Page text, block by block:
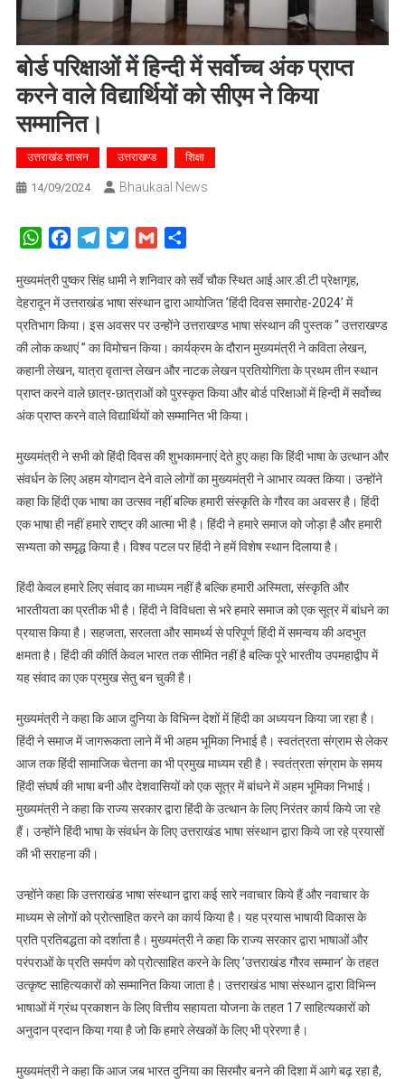
बोर्ड परिक्षाओं में हिन्दी में सर्वोच्च अंक प्राप्त
करने वाले विद्यार्थियों को सीएम ने किया
सम्मानित।
उत्तराखंड शासन उत्तराखण्ड शिक्षा
14/09/2024 Bhaukaal News
WhatsAppFacebookTelegramTwitterGmail
मुख्यमंत्री पुष्कर सिंह धामी ने शनिवार को सर्वे चौक स्थित आई.आर.डी.टी प्रेक्षागृह,
देहरादून में उत्तराखंड भाषा संस्थान द्वारा आयोजित ’हिंदी दिवस समारोह-2024’ में
प्रतिभाग किया। इस अवसर पर उन्होंने उत्तराखण्ड भाषा संस्थान की पुस्तक ‘‘ उत्तराखण्ड
की लोक कथाएं ’’ का विमोचन किया। कार्यक्रम के दौरान मुख्यमंत्री ने कविता लेखन,
कहानी लेखन, यात्रा वृतान्त लेखन और नाटक लेखन प्रतियोगिता के प्रथम तीन स्थान
प्राप्त करने वाले छात्र-छात्राओं को पुरस्कृत किया और बोर्ड परिक्षाओं में हिन्दी में सर्वोच्च
अंक प्राप्त करने वाले विद्यार्थियों को सम्मानित भी किया।
मुख्यमंत्री ने सभी को हिंदी दिवस की शुभकामनाएं देते हुए कहा कि हिंदी भाषा के उत्थान और
संवर्धन के लिए अहम योगदान देने वाले लोगों का मुख्यमंत्री ने आभार व्यक्त किया। उन्होंने
कहा कि हिंदी एक भाषा का उत्सव नहीं बल्कि हमारी संस्कृति के गौरव का अवसर है। हिंदी
एक भाषा ही नहीं हमारे राष्ट्र की आत्मा भी है। हिंदी ने हमारे समाज को जोड़ा है और हमारी
सभ्यता को समृद्ध किया है। विश्व पटल पर हिंदी ने हमें विशेष स्थान दिलाया है।
हिंदी केवल हमारे लिए संवाद का माध्यम नहीं है बल्कि हमारी अस्मिता, संस्कृति और
भारतीयता का प्रतीक भी है। हिंदी ने विविधता से भरे हमारे समाज को एक सूत्र में बांधने का
प्रयास किया है। सहजता, सरलता और सामर्थ्य से परिपूर्ण हिंदी में समन्वय की अदभुत
क्षमता है। हिंदी की कीर्ति केवल भारत तक सीमित नहीं है बल्कि पूरे भारतीय उपमहाद्वीप में
यह संवाद का एक प्रमुख सेतु बन चुकी है।
मुख्यमंत्री ने कहा कि आज दुनिया के विभिन्न देशों में हिंदी का अध्ययन किया जा रहा है।
हिंदी ने समाज में जागरूकता लाने में भी अहम भूमिका निभाई है। स्वतंत्रता संग्राम से लेकर
आज तक हिंदी सामाजिक चेतना का भी प्रमुख माध्यम रही है। स्वतंत्रता संग्राम के समय
हिंदी संघर्ष की भाषा बनी और देशवासियों को एक सूत्र में बांधने में अहम भूमिका निभाई।
मुख्यमंत्री ने कहा कि राज्य सरकार द्वारा हिंदी के उत्थान के लिए निरंतर कार्य किये जा रहे
हैं। उन्होंने हिंदी भाषा के संवर्धन के लिए उत्तराखंड भाषा संस्थान द्वारा किये जा रहे प्रयासों
की भी सराहना की।
उन्होंने कहा कि उत्तराखंड भाषा संस्थान द्वारा कई सारे नवाचार किये हैं और नवाचार के
माध्यम से लोगों को प्रोत्साहित करने का कार्य किया है। यह प्रयास भाषायी विकास के
प्रति प्रतिबद्धता को दर्शाता है। मुख्यमंत्री ने कहा कि राज्य सरकार द्वारा भाषाओं और
परंपराओं के प्रति समर्पण को प्रोत्साहित करने के लिए ’उत्तराखंड गौरव सम्मान’ के तहत
उत्कृष्ट साहित्यकारों को सम्मानित किया जाता है। उत्तराखंड भाषा संस्थान द्वारा विभिन्न
भाषाओं में ग्रंथ प्रकाशन के लिए वित्तीय सहायता योजना के तहत 17 साहित्यकारों को
अनुदान प्रदान किया गया है जो कि हमारे लेखकों के लिए भी प्रेरणा है।
मुख्यमंत्री ने कहा कि आज जब भारत दुनिया का सिरमौर बनने की दिशा में आगे बढ़ रहा है,